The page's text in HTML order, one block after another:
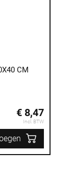
CM
€ 8,47
Incl. BTW